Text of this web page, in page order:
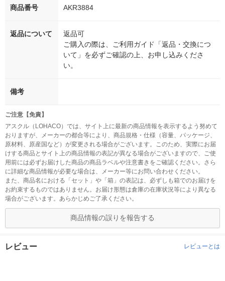
商品番号 AKR3884
返品について
返品可
ご購入の際は、ご利用ガイド「返品・交換につ
いて」を必ずご確認の上、お申し込みくださ
い。
備考
ご注意【免責】
アスクル（LOHACO）では、サイト上に最新の商品情報を表示するよう努めて
おりますが、メーカーの都合等により、商品規格・仕様（容量、パッケージ、
原材料、原産国など）が変更される場合がございます。このため、実際にお届
けする商品とサイト上の商品情報の表記が異なる場合がございますので、ご使
用前には必ずお届けした商品の商品ラベルや注意書きをご確認ください。さら
に詳細な商品情報が必要な場合は、メーカー等にお問い合わせください。
また、商品名における「セット」や「箱」の表記は、必ずしも箱でのお届けを
お約束するものではありません。お届け形態は倉庫の在庫状況等により異なる
場合がございます。あらかじめご了承ください。
商品情報の誤りを報告する
レビュー レビューとは